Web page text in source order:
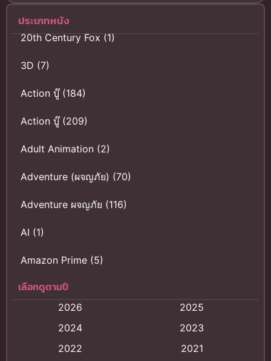
ประเภทหนัง
20th Century Fox(1)
3D (7)
Action บู๊(184)
Action บู๊(209)
Adult Animation (2)
Adventure (ผจญภัย) (70)
Adventure ผจญภัย (116)
AI (1)
Amazon Prime (5)
Anal (ประตูหลัง)
Animation การ์ตูน
เลือกดูตามปี
2026
2025
2024
2023
2022
2021